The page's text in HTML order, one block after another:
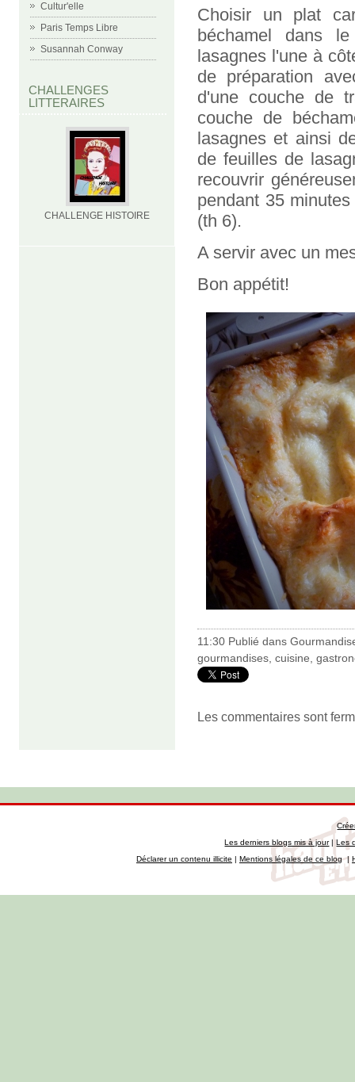
Cultur'elle
Paris Temps Libre
Susannah Conway
CHALLENGES
LITTERAIRES
CHALLENGE HISTOIRE
Choisir un plat
béchamel dans
lasagnes l'une à
de préparation
d'une couche de
couche de
lasagnes et ainsi
de feuilles de
recouvrir
pendant 35
(th 6).
A servir avec un
Bon appétit!
11:30 Publié dans
gourmandises cuisine
Les commentaires sont
Les derniers blogs mis à jour| Les
Déclarer un contenu illicite
Mentions légales de ce blog|